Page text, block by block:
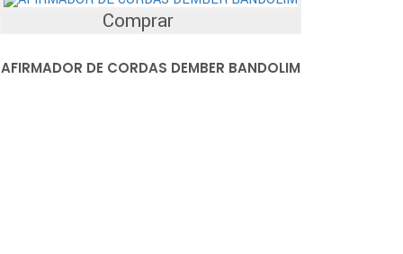
Comprar
AFIRMADOR DE CORDAS DEMBER BANDOLIM